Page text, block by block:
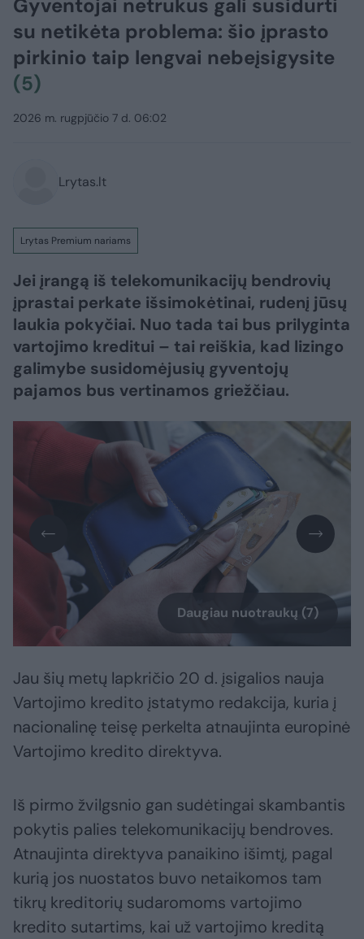
Gyventojai netrukus gali susidurti
su netikėta problema: šio įprasto
pirkinio taip lengvai nebeįsigysite
(5)
2026 m. rugpjūčio 7 d. 06:02
Lrytas.lt
Lrytas Premium nariams
Jei įrangą iš telekomunikacijų bendrovių
įprastai perkate išsimokėtinai, rudenį jūsų
laukia pokyčiai. Nuo tada tai bus prilyginta
vartojimo kreditui – tai reiškia, kad lizingo
galimybe susidomėjusių gyventojų
pajamos bus vertinamos griežčiau.
Daugiau nuotraukų (7)
Jau šių metų lapkričio 20 d. įsigalios nauja
Vartojimo kredito įstatymo redakcija, kuria į
nacionalinę teisę perkelta atnaujinta europinė
Vartojimo kredito direktyva.
Iš pirmo žvilgsnio gan sudėtingai skambantis
pokytis palies telekomunikacijų bendroves.
Atnaujinta direktyva panaikino išimtį, pagal
kurią jos nuostatos buvo netaikomos tam
tikrų kreditorių sudaromoms vartojimo
kredito sutartims, kai už vartojimo kreditą